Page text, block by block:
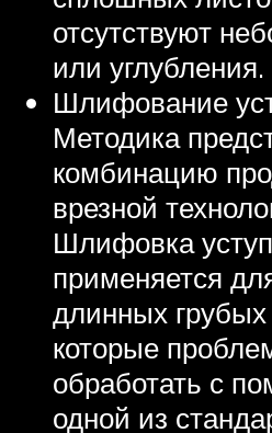
отсутствуют
или углубления.
Шлифование
Методика
комбинацию
врезной
Шлифовка
применяется
длинных грубых
которые
обработать с
одной из